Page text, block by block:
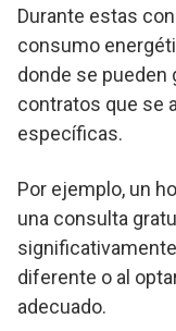
Durante estas
consumo
donde se pueden
contratos que se
específicas.
Por ejemplo, un
una consulta
diferente o al
adecuado.